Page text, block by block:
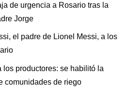
de urgencia a Rosario tras la
Jorge
el padre de Lionel Messi, a los
los productores: se habilitó la
comunidades de riego